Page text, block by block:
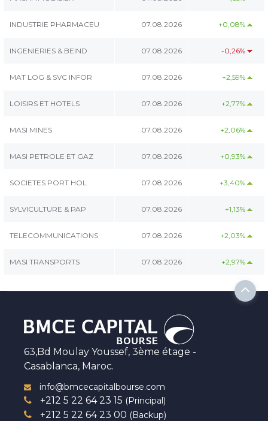
INDUSTRIE PHARMACEU 07.08.2026 +0,08%
INGENIERIES & BEIND 07.08.2026 -0,26%
MAT LOG & SVC INFOR 07.08.2026 +2,59%
LOISIRS ET HOTELS 07.08.2026 +2,77%
MASI MINES 07.08.2026 +2,06%
MASI PETROLE ET GAZ 07.08.2026 +0,93%
SOCIETES PORT HOL 07.08.2026 +3,40%
SYLVICULTURE & PAP 07.08.2026 +1,13%
TELECOMMUNICATIONS 07.08.2026 +2,03%
MASI TRANSPORTS 07.08.2026 +2,97%
63,Bd Moulay Youssef, 3ème étage -
Casablanca, Maroc.
info@bmcecapitalbourse.com
+212 5 22 64 23 15 (Principal)
+212 5 22 64 23 00 (Backup)